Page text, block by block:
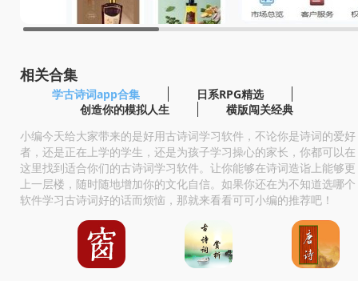
相关合集
学古诗词app合集
日系RPG精选
创造你的模拟人生
横版闯关经典
小编今天给大家带来的是好用古诗词学习软件，不论你是诗词的爱好
者，还是正在上学的学生，还是为孩子学习操心的家长，你都可以在
这里找到适合你们的古诗词学习软件。让你能够在诗词造诣上能够更
上一层楼，随时随地增加你的文化自信。如果你还在为不知道选哪个
软件学习古诗词好的话而烦恼，那就来看看可可小编的推荐吧！